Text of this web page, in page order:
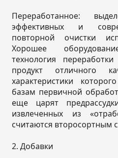
Переработанное:
эффективных и
повторной очистки
Хорошее
технология
продукт отличного
характеристики
базам первичной
еще царят
извлеченных из
считаются второсортным
2. Добавки